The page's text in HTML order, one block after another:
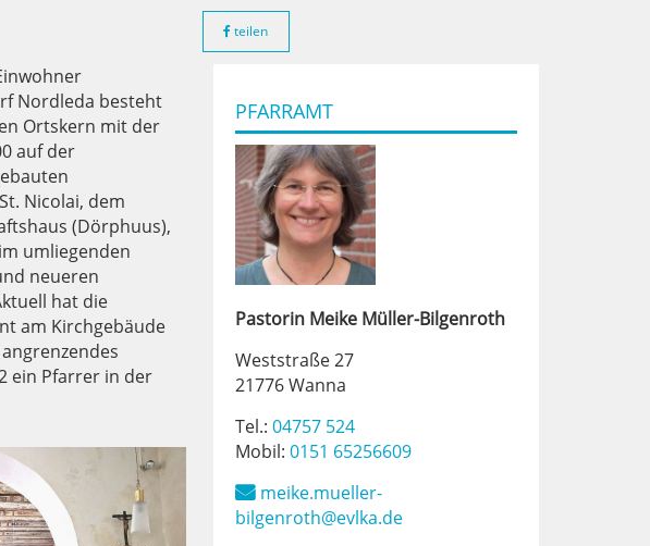
teilen
Nordleda besteht
Ortskern mit der
auf der
Nicolai, dem
(Dörphuus),
umliegenden
neueren
hat die
am Kirchgebäude
ein Pfarrer in der
PFARRAMT
Pastorin Meike Müller-Bilgenroth
Weststraße 27
21776 Wanna
Tel.: 04757 524
Mobil: 0151 65256609
meike.mueller-
bilgenroth@evlka.de